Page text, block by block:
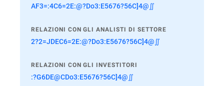
AF3=:4C6=2E:@?Do3:E5676?56C]4@∬
RELAZIONI CON GLI ANALISTI DI SETTORE
2?2=JDEC6=2E:@?Do3:E5676?56C]4@∬
RELAZIONI CON GLI INVESTITORI
:?G6DE@CDo3:E5676?56C]4@∬